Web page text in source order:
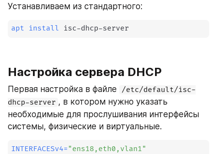
Устанавливаем из стандартного:
apt install isc-dhcp-server
Настройка сервера DHCP
Первая настройка в файле
/etc/default/isc-
dhcp-server , в котором нужно указать
необходимые для прослушивания интерфейсы
системы, физические и виртуальные.
INTERFACESv4="ens18,eth0,vlan1"